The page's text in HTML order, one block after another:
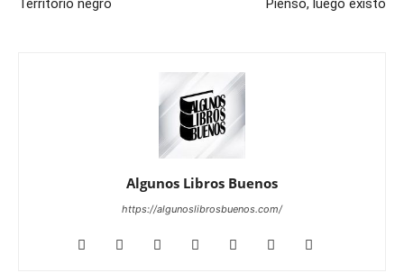
Territorio negro Pienso, luego existo
Algunos Libros Buenos
https://algunoslibrosbuenos.com/